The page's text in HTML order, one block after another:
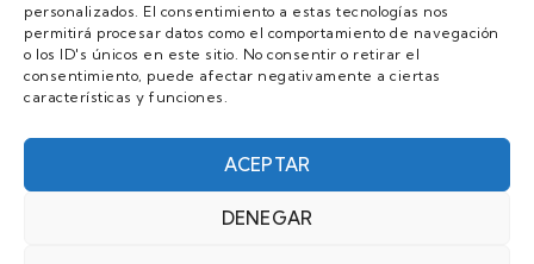
personalizados. El consentimiento a estas tecnologías nos
permitirá procesar datos como el comportamiento de navegación
o los ID's únicos en este sitio. No consentir o retirar el
consentimiento, puede afectar negativamente a ciertas
características y funciones.
ACEPTAR
DENEGAR
Quienes Somos
Guias
Contacto
Únete